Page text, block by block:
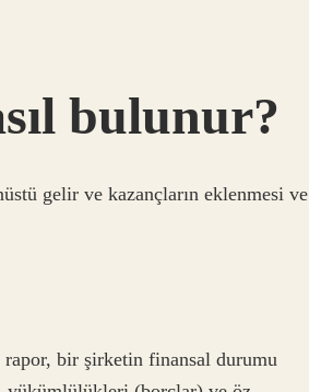
bulunur?
gelir ve kazançların eklenmesi ve
bir şirketin finansal durumu